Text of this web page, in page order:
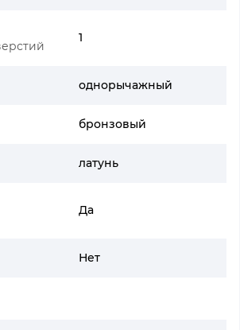
1
однорычажный
бронзовый
латунь
Да
Нет